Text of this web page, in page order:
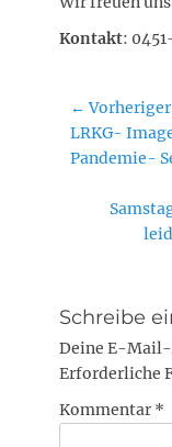
Kontakt:
← Vorheriger
Vorheriger
Beitrag:
LRKG-
Pandemie-
Nächster
Schreibe
Deine E-
Erforderliche
Kommentar *